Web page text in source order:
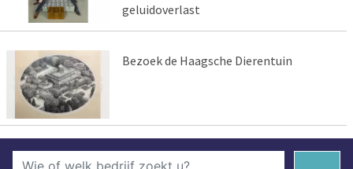
geluidoverlast
Bezoek de Haagsche Dierentuin